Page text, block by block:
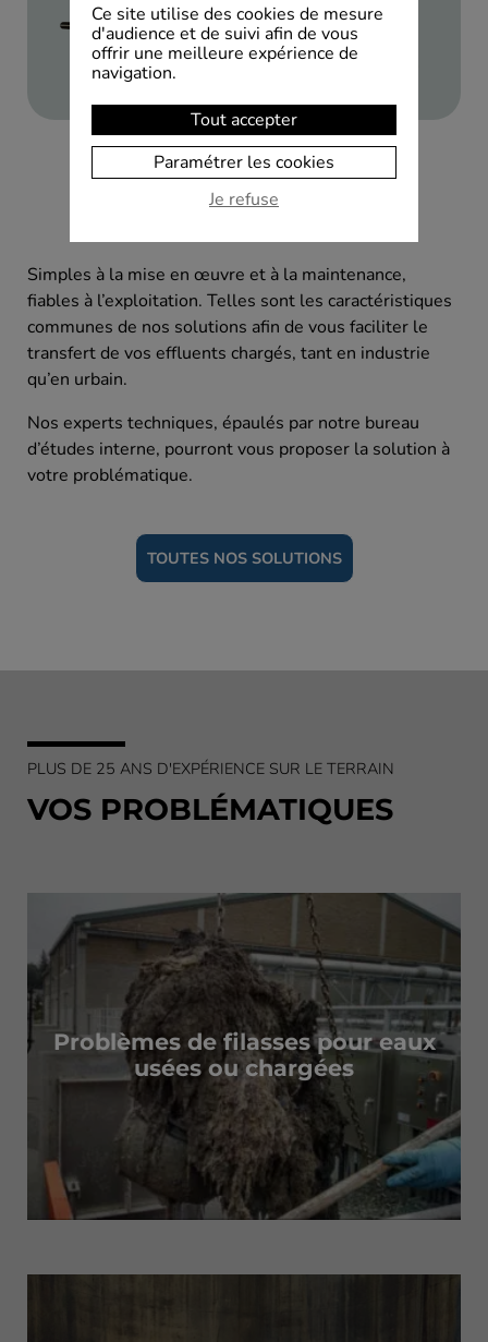
Simples à la mise en œuvre et à la maintenance,
fiables à l’exploitation. Telles sont les caractéristiques
communes de nos solutions afin de vous faciliter le
transfert de vos effluents chargés, tant en industrie
qu’en urbain.
Nos experts techniques, épaulés par notre bureau
d’études interne, pourront vous proposer la solution à
votre problématique.
TOUTES NOS SOLUTIONS
PLUS DE 25 ANS D'EXPÉRIENCE SUR LE TERRAIN
VOS PROBLÉMATIQUES
Problèmes de filasses pour eaux
usées ou chargées
Ce site utilise des cookies de mesure
d'audience et de suivi afin de vous
offrir une meilleure expérience de
navigation.
Tout accepter
Paramétrer les cookies
Je refuse